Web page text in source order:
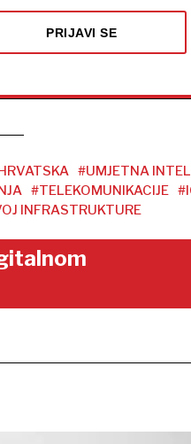
PRIJAVI SE
#UMJETNA
#TELEKOMUNIKACIJE
INFRASTRUKTURE